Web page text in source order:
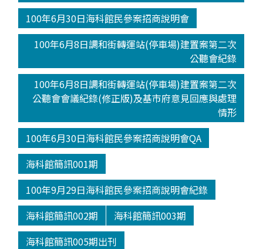
100年6月30日海科館民參案招商說明會
100年6月8日調和街轉運站(停車場)建置案第二次
公聽會紀錄
100年6月8日調和街轉運站(停車場)建置案第二次
公聽會會議紀錄(修正版)及基市府意見回應與處理
情形
100年6月30日海科館民參案招商說明會QA
海科館簡訊001期
100年9月29日海科館民參案招商說明會紀錄
海科館簡訊002期
海科館簡訊003期
海科館簡訊005期出刊